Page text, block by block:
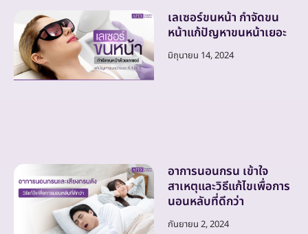
เลเซอร์ขนหน้า กำจัดขน
หน้าแก้ปัญหาขนหน้าเยอะ
มิถุนายน 14, 2024
อาการนอนกรน เข้าใจ
สาเหตุและวิธีแก้ไขเพื่อการ
นอนหลับที่ดีกว่า
กันยายน 2, 2024